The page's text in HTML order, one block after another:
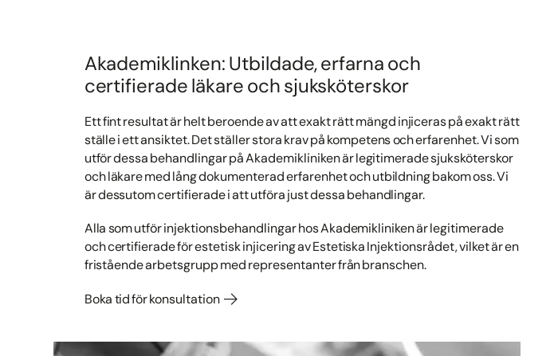
Akademiklinken: Utbildade, erfarna och
certifierade läkare och sjuksköterskor
Ett fint resultat är helt beroende av att exakt rätt mängd injiceras på exakt rätt
ställe i ett ansiktet. Det ställer stora krav på kompetens och erfarenhet. Vi som
utför dessa behandlingar på Akademikliniken är legitimerade sjuksköterskor
och läkare med lång dokumenterad erfarenhet och utbildning bakom oss. Vi
är dessutom certifierade i att utföra just dessa behandlingar.
Alla som utför injektionsbehandlingar hos Akademikliniken är legitimerade
och certifierade för estetisk injicering av Estetiska Injektionsrådet, vilket är en
fristående arbetsgrupp med representanter från branschen.
Boka tid för konsultation